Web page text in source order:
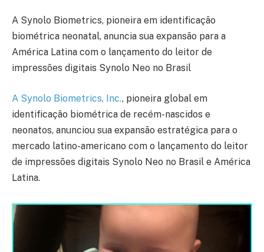
A Synolo Biometrics, pioneira em identificação
biométrica neonatal, anuncia sua expansão para a
América Latina com o lançamento do leitor de
impressões digitais Synolo Neo no Brasil
A Synolo Biometrics, Inc., pioneira global em
identificação biométrica de recém-nascidos e
neonatos, anunciou sua expansão estratégica para o
mercado latino-americano com o lançamento do leitor
de impressões digitais Synolo Neo no Brasil e América
Latina.